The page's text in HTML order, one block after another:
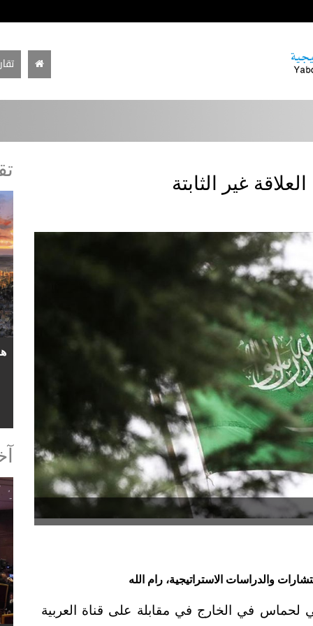
غير الثابتة
والدراسات الاستراتيجية، رام الله
في الخارج في مقابلة على قناة العربية